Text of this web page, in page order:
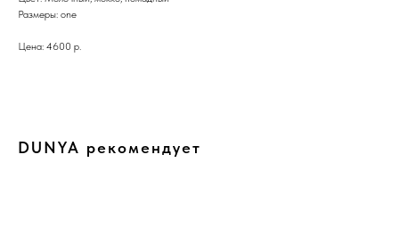
Размеры: one
Цена: 4600 р.
DUNYA рекомендует